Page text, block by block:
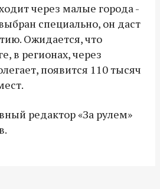
через малые города -
специально, он даст
Ожидается, что
в регионах, через
появится 110 тысяч
редактор «За рулем»